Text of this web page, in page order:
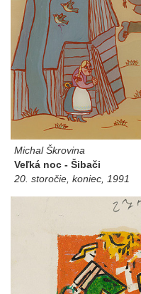
Michal Škrovina
Veľká noc - Šibači
20. storočie, koniec, 1991